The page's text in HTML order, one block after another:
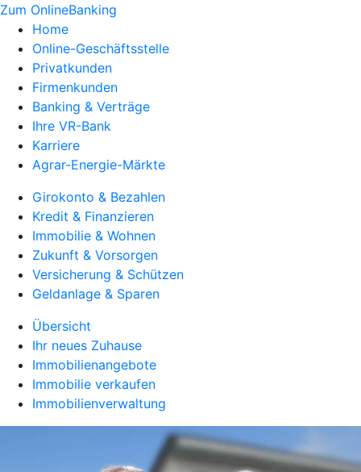
Zum OnlineBanking
Home
Online-Geschäftsstelle
Privatkunden
Firmenkunden
Banking & Verträge
Ihre VR-Bank
Karriere
Agrar-Energie-Märkte
Girokonto & Bezahlen
Kredit & Finanzieren
Immobilie & Wohnen
Zukunft & Vorsorgen
Versicherung & Schützen
Geldanlage & Sparen
Übersicht
Ihr neues Zuhause
Immobilienangebote
Immobilie verkaufen
Immobilienverwaltung